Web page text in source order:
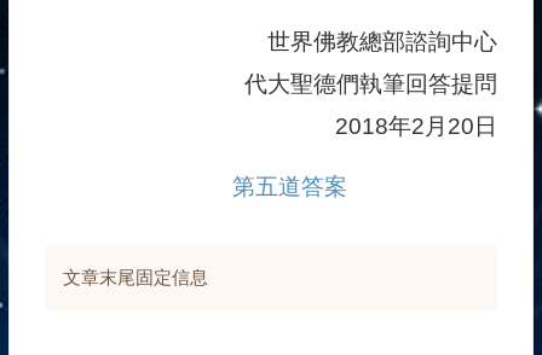
世界佛教總部諮詢中心
代大聖德們執筆回答提問
2018年2月20日
第五道答案
文章末尾固定信息